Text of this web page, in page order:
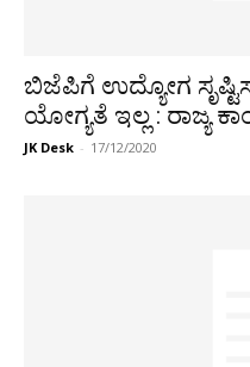
ಬಿಜೆಪಿಗೆ ಉದ್ಯೋಗ
ಯೋಗ್ಯತೆ ಇಲ್ಲ : ರಾಜ್ಯ
JK Desk - 17/12/2020